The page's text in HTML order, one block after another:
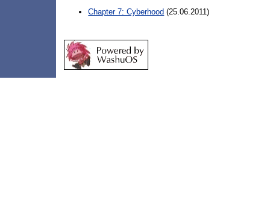
Chapter 7: Cyberhood (25.06.2011)